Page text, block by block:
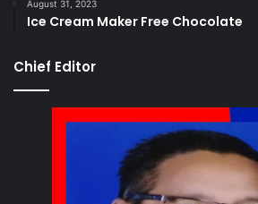
August 31, 2023
Ice Cream Maker Free Chocolate
Chief Editor